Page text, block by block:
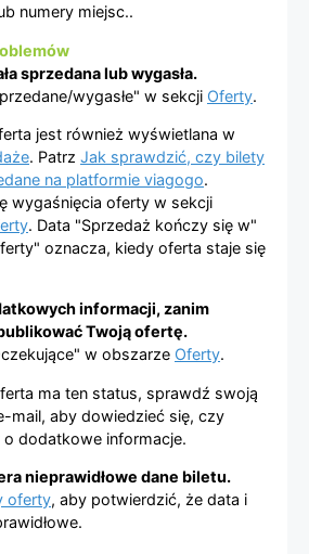
numery miejsc..
sprzedana lub wygasła.
wygasłe" w sekcji Oferty.
jest również wyświetlana w
. Patrz Jak sprawdzić, czy bilety
na platformie viagogo.
wygaśnięcia oferty w sekcji
. Data "Sprzedaż kończy się w"
oznacza, kiedy oferta staje się
informacji, zanim
Twoją ofertę.
w obszarze Oferty.
ma ten status, sprawdź swoją
mail, aby dowiedzieć się, czy
dodatkowe informacje.
nieprawidłowe dane biletu.
oferty, aby potwierdzić, że data i